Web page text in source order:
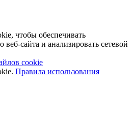
чтобы обеспечивать
сайта и анализировать сетевой
cookie
Правила использования